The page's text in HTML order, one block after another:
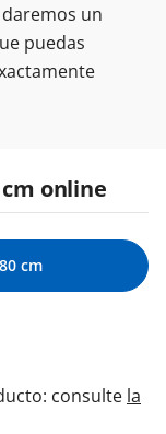
un
puedas
online
cm
consulte la